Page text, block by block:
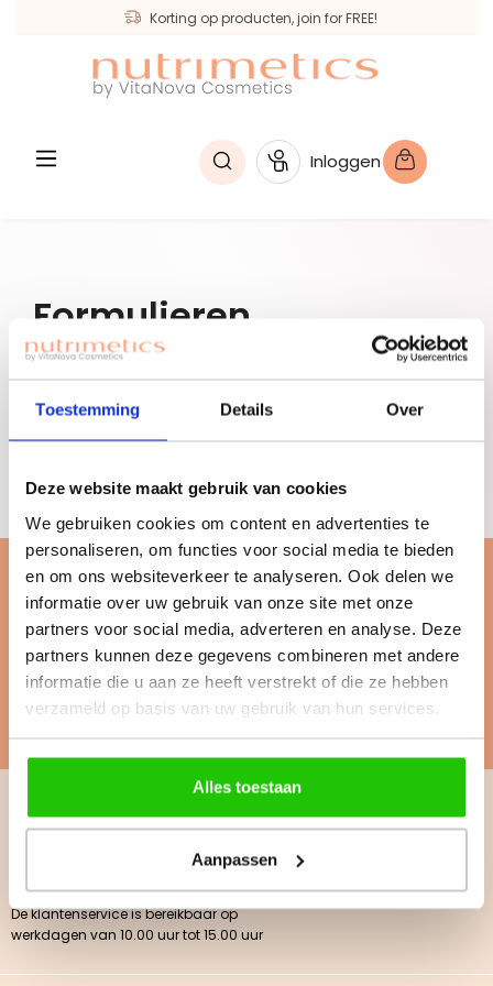
Toestemming Details Over
Deze website maakt gebruik van cookies
We gebruiken cookies om content en advertenties te
personaliseren, om functies voor social media te bieden
en om ons websiteverkeer te analyseren. Ook delen we
informatie over uw gebruik van onze site met onze
partners voor social media, adverteren en analyse. Deze
partners kunnen deze gegevens combineren met andere
informatie die u aan ze heeft verstrekt of die ze hebben
verzameld op basis van uw gebruik van hun services.
Alles toestaan
Aanpassen
Korting op producten, join for FREE!
Inloggen
Formulieren
Filter
Interesse in een eigen BEAUTY onderneming? Word
Wil je de producten eerst uitproberen en deskundig advies krijgen
over de beste verzorging voor jouw huid?
Word ook adviseuse!
Vraag gratis advies aan
Whatsapp met ons!
info@vitanova-cosmetics.nl
De klantenservice is bereikbaar op
werkdagen van 10.00 uur tot 15.00 uur